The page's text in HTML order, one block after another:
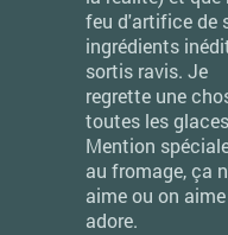
feu d'artifice de
ingrédients
sortis ravis. Je
regrette une
toutes les
Mention
au fromage, ça
aime ou on
adore.